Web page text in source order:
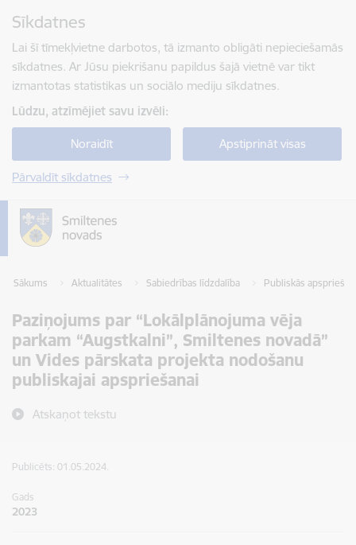
Sīkdatnes
Lai šī tīmekļvietne darbotos, tā izmanto obligāti nepieciešamās
sīkdatnes. Ar Jūsu piekrišanu papildus šajā vietnē var tikt
izmantotas statistikas un sociālo mediju sīkdatnes.
Lūdzu, atzīmējiet savu izvēli:
Noraidīt Apstiprināt visas
Pārvaldīt sīkdatnes
Sākums Aktualitātes Sabiedrības līdzdalība Publiskās
Paziņojums par “Lokālplānojuma vēja
parkam “Augstkalni”, Smiltenes novadā”
un Vides pārskata projekta nodošanu
publiskajai apspriešanai
Atskaņot tekstu
Publicēts: 01.05.2024.
Gads
2023